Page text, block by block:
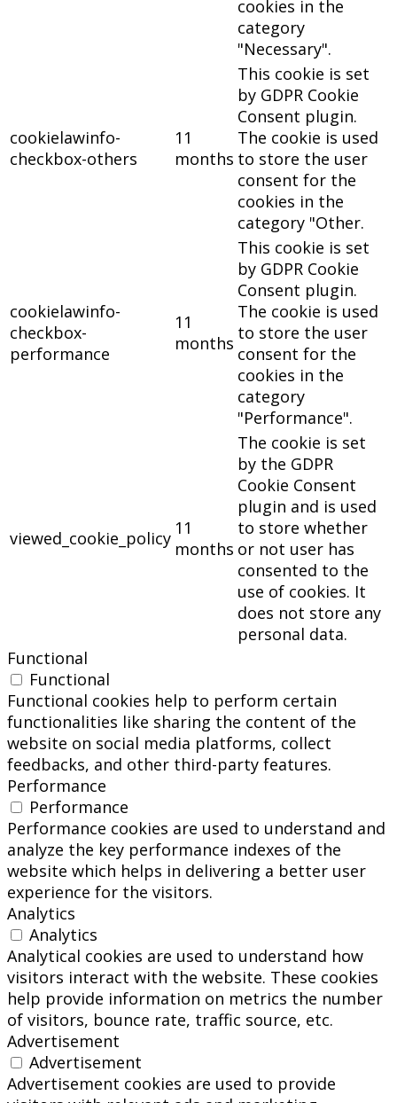
cookies in the
category
"Necessary".
cookielawinfo-
checkbox-others
11
months
This cookie is set
by GDPR Cookie
Consent plugin.
The cookie is used
to store the user
consent for the
cookies in the
category "Other.
cookielawinfo-
checkbox-
performance
11
months
This cookie is set
by GDPR Cookie
Consent plugin.
The cookie is used
to store the user
consent for the
cookies in the
category
"Performance".
viewed_cookie_policy 11
months
The cookie is set
by the GDPR
Cookie Consent
plugin and is used
to store whether
or not user has
consented to the
use of cookies. It
does not store any
personal data.
Functional
Functional
Functional cookies help to perform certain
functionalities like sharing the content of the
website on social media platforms, collect
feedbacks, and other third-party features.
Performance
Performance
Performance cookies are used to understand and
analyze the key performance indexes of the
website which helps in delivering a better user
experience for the visitors.
Analytics
Analytics
Analytical cookies are used to understand how
visitors interact with the website. These cookies
help provide information on metrics the number
of visitors, bounce rate, traffic source, etc.
Advertisement
Advertisement
Advertisement cookies are used to provide